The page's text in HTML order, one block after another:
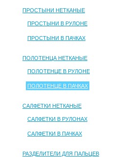
ПРОСТЫНИ НЕТКАНЫЕ
ПРОСТЫНИ В РУЛОНЕ
ПРОСТЫНИ В ПАЧКАХ
ПОЛОТЕНЦА НЕТКАНЫЕ
ПОЛОТЕНЦЕ В РУЛОНЕ
ПОЛОТЕНЦЕ В ПАЧКАХ
САЛФЕТКИ НЕТКАНЫЕ
САЛФЕТКИ В РУЛОНАХ
САЛФЕТКИ В ПАЧКАХ
РАЗДЕЛИТЕЛИ ДЛЯ ПАЛЬЦЕВ